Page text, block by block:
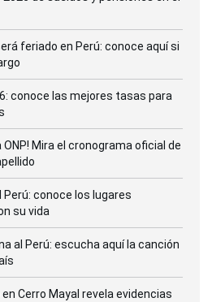
feriado en Perú: conoce aquí si
conoce las mejores tasas para
Mira el cronograma oficial de
Perú: conoce los lugares
su vida
al Perú: escucha aquí la canción
Cerro Mayal revela evidencias